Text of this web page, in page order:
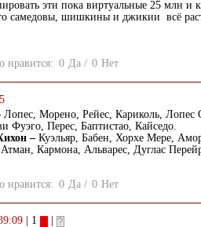
эти пока виртуальные 25 млн и
самедовы, шишкины и джикии всё
нравится: 0 Да / 0 Нет
Лопес, Морено, Рейес, Кариколь, Лопес
Фуэго, Перес, Баптистао, Кайседо.
– Куэльяр, Бабен, Хорхе Мере,
Кармона, Альварес, Дуглас
нравится: 0 Да / 0 Нет
| 1